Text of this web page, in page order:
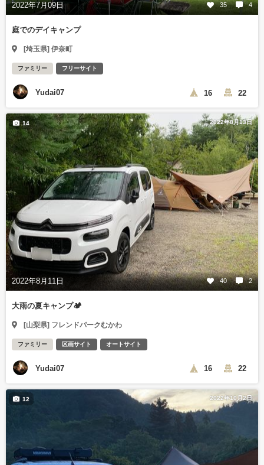
2022年7月09日 35 4
庭でのデイキャンプ
[埼玉県] 伊奈町
ファミリー フリーサイト
Yudai07 16 22
2022年8月13日
2022年8月11日 40 2
14
大雨の夏キャンプ🏕
[山梨県] フレンドパークむかわ
ファミリー 区画サイト オートサイト
Yudai07 16 22
2022年10月2日
12